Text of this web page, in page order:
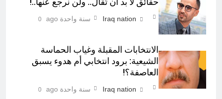
حقائق لا بد أن تُقال.. ولن نرجع عنها..!
Iraq nation سنة واحدة ago 0
الانتخابات المقبلة وغياب الحماسة
الشيعية: برود انتخابي أم هدوء يسبق
العاصفة؟!
Iraq nation سنة واحدة ago 0